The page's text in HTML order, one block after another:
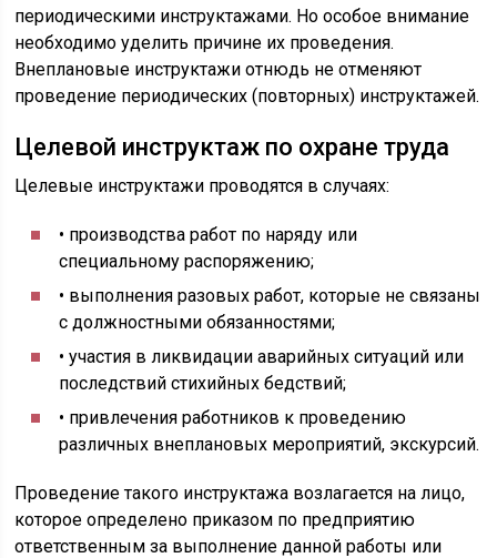
периодическими инструктажами. Но особое внимание
необходимо уделить причине их проведения.
Внеплановые инструктажи отнюдь не отменяют
проведение периодических (повторных) инструктажей.
Целевой инструктаж по охране труда
Целевые инструктажи проводятся в случаях:
• производства работ по наряду или
специальному распоряжению;
• выполнения разовых работ, которые не связаны
с должностными обязанностями;
• участия в ликвидации аварийных ситуаций или
последствий стихийных бедствий;
• привлечения работников к проведению
различных внеплановых мероприятий, экскурсий.
Проведение такого инструктажа возлагается на лицо,
которое определено приказом по предприятию
ответственным за выполнение данной работы или